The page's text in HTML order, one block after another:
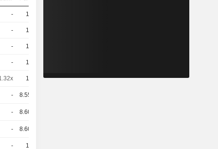
- 10
- 10
- 10
- 10
10 5,780EUR
- 8.554
- 8.604
- 8.604
- 10